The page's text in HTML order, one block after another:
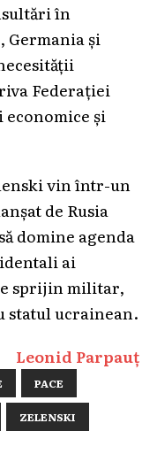
în
Germania și
Federației
și
vin într-un
de Rusia
domine agenda
ai
sprijin militar,
statul ucrainean.
Leonid Parpauț
PACE
ZELENSKI